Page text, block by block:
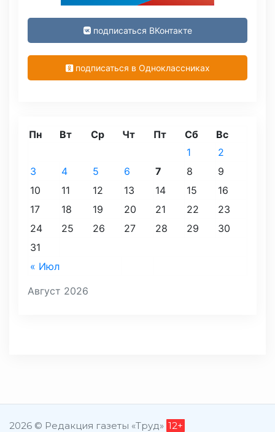
подписаться ВКонтакте
подписаться в Одноклассниках
Август 2026
Пн Вт Ср Чт Пт Сб Вс
« Июл
1
2
3
4 5 6 7 8
9
10
11 12 13 14 15
16
17
18 19 20 21 22
23
24
25 26 27 28 29
30
31
2026 © Редакция газеты «Труд» 12+